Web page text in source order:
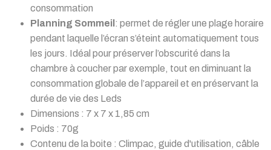
consommation
Planning Sommeil : permet de régler une plage horaire
pendant laquelle l’écran s’éteint automatiquement tous
les jours. Idéal pour préserver l’obscurité dans la
chambre à coucher par exemple, tout en diminuant la
consommation globale de l’appareil et en préservant la
durée de vie des Leds
Dimensions : 7 x 7 x 1,85 cm
Poids : 70g
Contenu de la boite : Climpac, guide d'utilisation, câble